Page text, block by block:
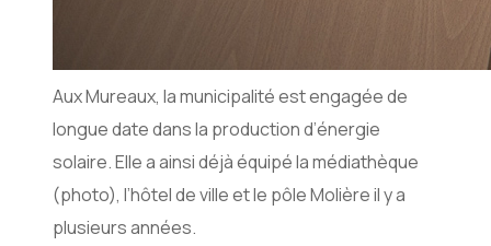
Aux Mureaux, la municipalité est engagée de
longue date dans la production d’énergie
solaire. Elle a ainsi déjà équipé la médiathèque
(photo), l’hôtel de ville et le pôle Molière il y a
plusieurs années.